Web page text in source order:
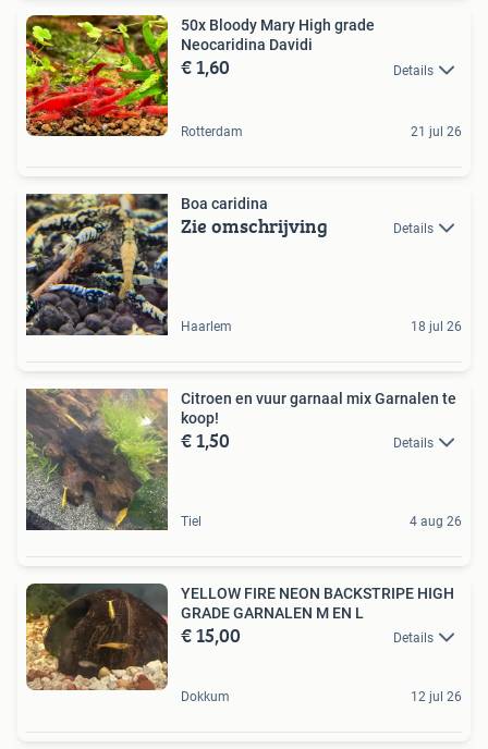
50x Bloody Mary High grade
Neocaridina Davidi
€ 1,60 Details
Rotterdam 21 jul 26
Boa caridina
Zie omschrijving Details
Haarlem 18 jul 26
Citroen en vuur garnaal mix Garnalen te
koop!
€ 1,50 Details
Tiel 4 aug 26
YELLOW FIRE NEON BACKSTRIPE HIGH
GRADE GARNALEN M EN L
€ 15,00 Details
Dokkum 12 jul 26